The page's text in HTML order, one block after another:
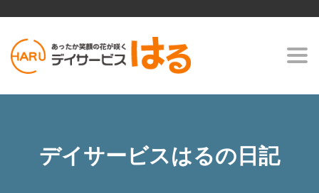
デイサービスはるの日記